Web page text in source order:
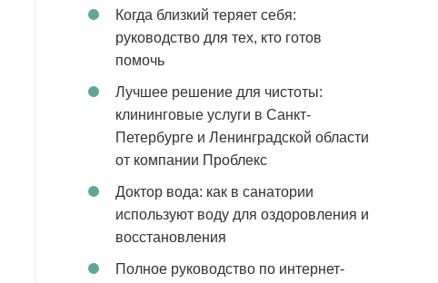
Когда близкий теряет себя:
руководство для тех, кто готов
помочь
Лучшее решение для чистоты:
клининговые услуги в Санкт-
Петербурге и Ленинградской области
от компании Проблекс
Доктор вода: как в санатории
используют воду для оздоровления и
восстановления
Полное руководство по интернет-